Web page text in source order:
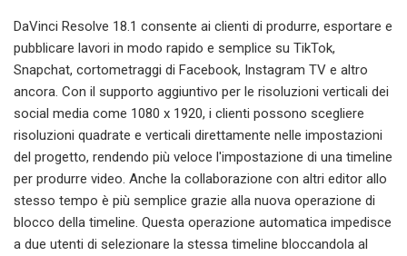
DaVinci Resolve 18.1 consente ai clienti di produrre, esportare e
pubblicare lavori in modo rapido e semplice su TikTok,
Snapchat, cortometraggi di Facebook, Instagram TV e altro
ancora. Con il supporto aggiuntivo per le risoluzioni verticali dei
social media come 1080 x 1920, i clienti possono scegliere
risoluzioni quadrate e verticali direttamente nelle impostazioni
del progetto, rendendo più veloce l'impostazione di una timeline
per produrre video. Anche la collaborazione con altri editor allo
stesso tempo è più semplice grazie alla nuova operazione di
blocco della timeline. Questa operazione automatica impedisce
a due utenti di selezionare la stessa timeline bloccandola al